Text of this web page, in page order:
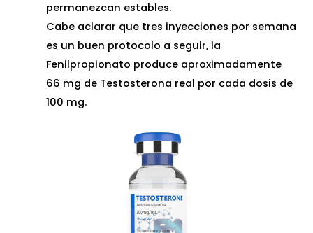
permanezcan estables.
Cabe aclarar que tres inyecciones por semana
es un buen protocolo a seguir, la
Fenilpropionato produce aproximadamente
66 mg de Testosterona real por cada dosis de
100 mg.